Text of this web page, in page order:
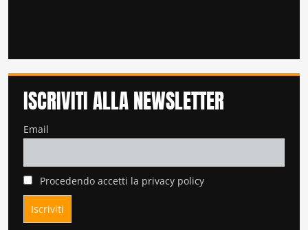
ISCRIVITI ALLA NEWSLETTER
Email
Procedendo accetti la privacy policy